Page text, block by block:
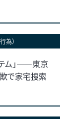
為）
ム」――東京
で家宅捜索